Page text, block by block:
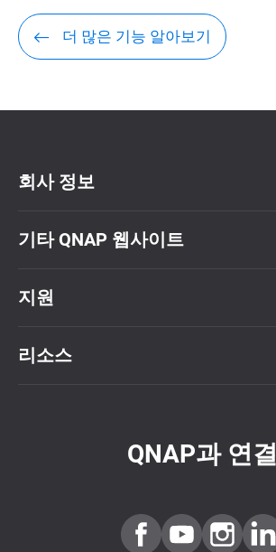
더 많은 기능 알아보기
회사 정보
기타 QNAP 웹사이트
지원
리소스
QNAP과 연결